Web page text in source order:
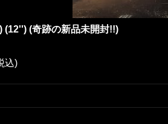
(12'') (奇跡の新品未開封!!)
込)